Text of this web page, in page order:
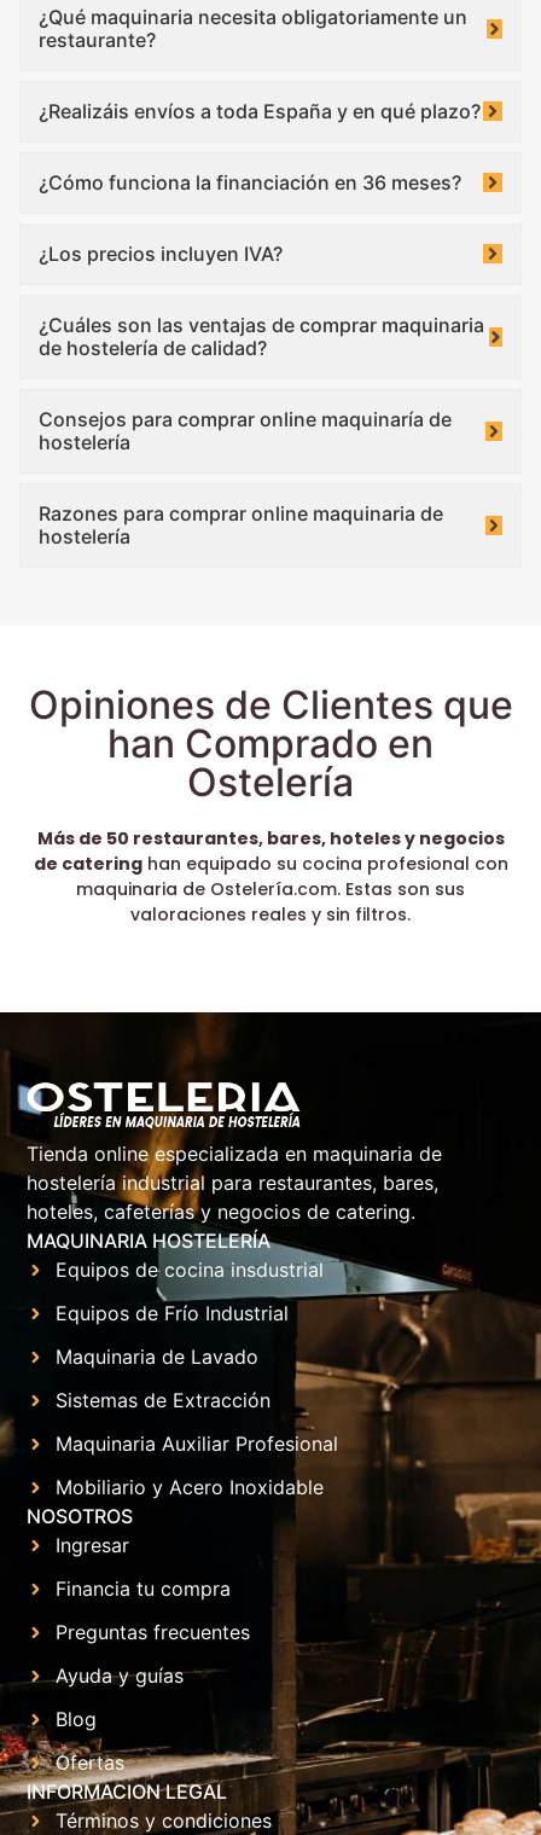
¿Qué maquinaria necesita obligatoriamente un
restaurante?
¿Realizáis envíos a toda España y en qué plazo?
¿Cómo funciona la financiación en 36 meses?
¿Los precios incluyen IVA?
¿Cuáles son las ventajas de comprar maquinaria
de hostelería de calidad?
Consejos para comprar online maquinaría de
hostelería
Razones para comprar online maquinaria de
hostelería
Opiniones de Clientes que
han Comprado en
Ostelería
Más de 50 restaurantes, bares, hoteles y negocios
de cateringhan equipado su cocina profesional con
maquinaria de Ostelería.com. Estas son sus
valoraciones reales y sin filtros.
Tienda online especializada en maquinaria de
hostelería industrial para restaurantes, bares,
hoteles, cafeterías y negocios de catering.
MAQUINARIA HOSTELERÍA
Equipos de cocina insdustrial
Equipos de Frío Industrial
Maquinaria de Lavado
Sistemas de Extracción
Maquinaria Auxiliar Profesional
Mobiliario y Acero Inoxidable
NOSOTROS
Ingresar
Financia tu compra
Preguntas frecuentes
Ayuda y guías
Blog
Ofertas
INFORMACION LEGAL
Términos y condiciones